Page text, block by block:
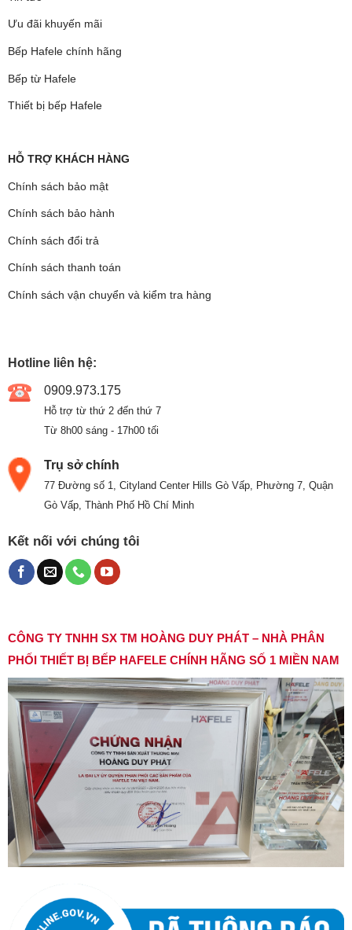
Ưu đãi khuyến mãi
Bếp Hafele chính hãng
Bếp từ Hafele
Thiết bị bếp Hafele
HỖ TRỢ KHÁCH HÀNG
Chính sách bảo mật
Chính sách bảo hành
Chính sách đổi trả
Chính sách thanh toán
Chính sách vận chuyển và kiểm tra hàng
Hotline liên hệ:
0909.973.175
Hỗ trợ từ thứ 2 đến thứ 7
Từ 8h00 sáng - 17h00 tối
Trụ sở chính
77 Đường số 1, Cityland Center Hills Gò Vấp, Phường 7, Quận
Gò Vấp, Thành Phố Hồ Chí Minh
Kết nối với chúng tôi
CÔNG TY TNHH SX TM HOÀNG DUY PHÁT – NHÀ PHÂN
PHỐI THIẾT BỊ BẾP HAFELE CHÍNH HÃNG SỐ 1 MIỀN NAM